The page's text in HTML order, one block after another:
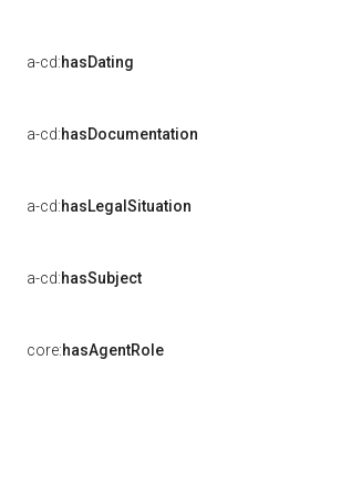
a-cd:hasDating
a-cd:hasDocumentation
a-cd:hasLegalSituation
a-cd:hasSubject
core:hasAgentRole